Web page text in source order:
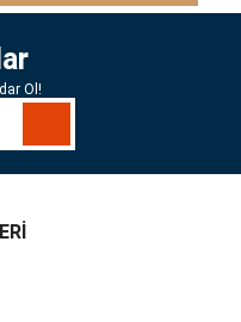
Ol!